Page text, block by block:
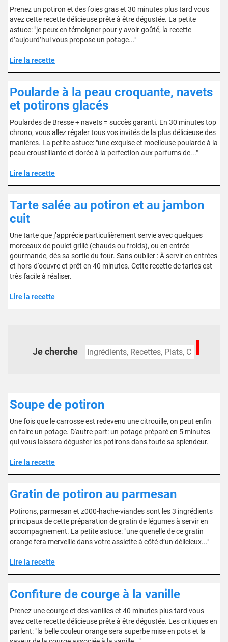
Prenez un potiron et des foies gras et 30 minutes plus tard vous
avez cette recette délicieuse prête à être dégustée. La petite
astuce: "je peux en témoigner pour y avoir goûté, la recette
d’aujourd’hui vous propose un potage..."
Lire la recette
Poularde à la peau croquante, navets
et potirons glacés
Poulardes de Bresse + navets = succès garanti. En 30 minutes top
chrono, vous allez régaler tous vos invités de la plus délicieuse des
manières. La petite astuce: "une exquise et moelleuse poularde à la
peau croustillante et dorée à la perfection aux parfums de..."
Lire la recette
Tarte salée au potiron et au jambon
cuit
Une tarte que j’apprécie particulièrement servie avec quelques
morceaux de poulet grillé (chauds ou froids), ou en entrée
gourmande, dès sa sortie du four. Sans oublier : À servir en entrées
et hors-d'oeuvre et prêt en 40 minutes. Cette recette de tartes est
très facile à réaliser.
Lire la recette
Je cherche
Soupe de potiron
Une fois que le carrosse est redevenu une citrouille, on peut enfin
en faire un potage. D'autre part: un potage préparé en 5 minutes
qui vous laissera déguster les potirons dans toute sa splendeur.
Lire la recette
Gratin de potiron au parmesan
Potirons, parmesan et z000-hache-viandes sont les 3 ingrédients
principaux de cette préparation de gratin de légumes à servir en
accompagnement. La petite astuce: "une quenelle de ce gratin
orange fera merveille dans votre assiette à côté d’un délicieux..."
Lire la recette
Confiture de courge à la vanille
Prenez une courge et des vanilles et 40 minutes plus tard vous
avez cette recette délicieuse prête à être dégustée. Les critiques en
parlent: "la belle couleur orange sera superbe mise en pots et la